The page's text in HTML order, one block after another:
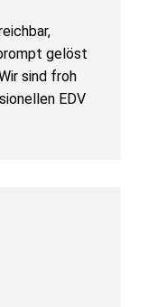
gelöst
sind froh
EDV